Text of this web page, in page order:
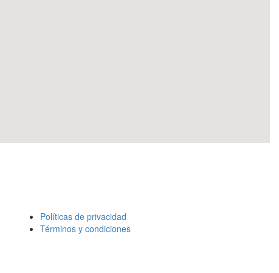
Políticas de privacidad
Términos y condiciones